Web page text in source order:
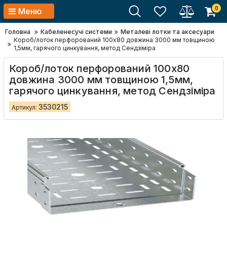
Меню 0
Головна Кабеленесучі системи
Металеві лотки та аксесуари
Короб/лоток перфорований 100х80 довжина 3000 мм товщиною
1,5мм, гарячого цинкування, метод Сендзіміра
Короб/лоток перфорований 100х80
довжина 3000 мм товщиною 1,5мм,
гарячого цинкування, метод Сендзіміра
Артикул: 3530215